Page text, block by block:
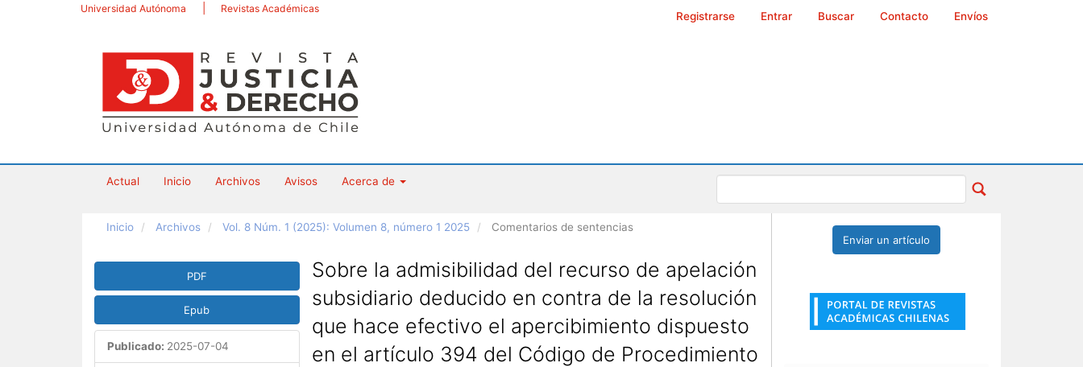
NavegaciónUniversidad Autónoma Revistas Académicas
Registrarse Entrar Buscar Contacto Envíos
Actual Inicio Archivos Avisos Acerca de
Inicio Archivos Vol. 8 Núm. 1 (2025): Volumen 8, número 1 2025 Comentarios de sentencias
Barra
del
artículo
PDF
Epub
Publicado: 2025-07-04
Sobre la admisibilidad del recurso de apelación
subsidiario deducido en contra de la resolución
que hace efectivo el apercibimiento dispuesto
en el artículo 394 del Código de Procedimiento
Enviar un artículo